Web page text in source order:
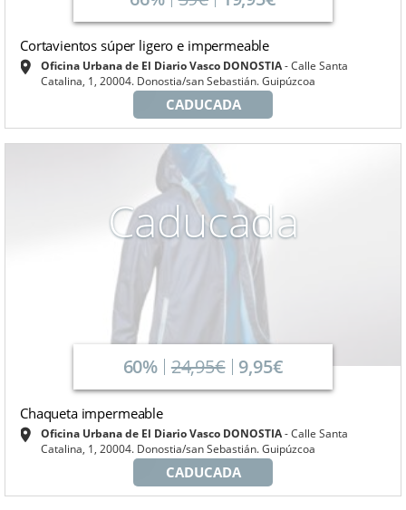
Cortavientos súper ligero e impermeable
Oficina Urbana de El Diario Vasco DONOSTIA Calle Santa
Catalina, 1, 20004. Donostia/san Sebastián. Guipúzcoa
CADUCADA
Caducada
60% 24,95€ 9,95€
Chaqueta impermeable
Oficina Urbana de El Diario Vasco DONOSTIA Calle Santa
Catalina, 1, 20004. Donostia/san Sebastián. Guipúzcoa
CADUCADA